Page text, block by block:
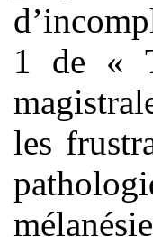
1 de «
les